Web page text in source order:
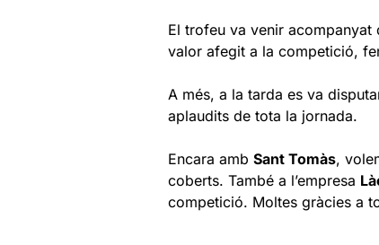
El trofeu va venir
valor afegit a la competició,
A més, a la tarda es va
aplaudits de tota la jornada.
Encara amb Sant Tomàs,
coberts. També a l’empresa
competició. Moltes gràcies a